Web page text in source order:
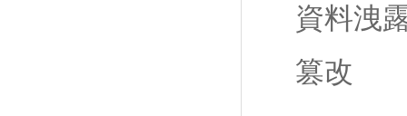
資料洩
篡改